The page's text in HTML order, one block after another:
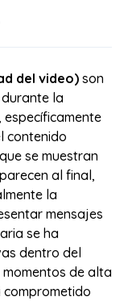
del video) son
la
contenido
se muestran
al final,
la
mensajes
se ha
dentro del
de alta